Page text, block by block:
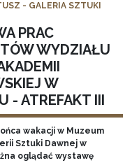
- GALERIA SZTUKI
PRAC
WYDZIAŁU
W
- ATREFAKT III
wakacji w Muzeum
Sztuki Dawnej w
oglądać wystawę